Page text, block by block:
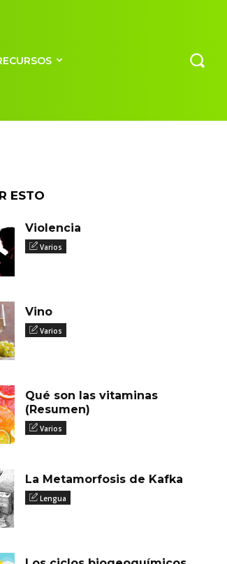
ESTO
Violencia
Varios
Vino
Varios
Qué son las vitaminas
(Resumen)
Varios
La Metamorfosis de Kafka
Lengua